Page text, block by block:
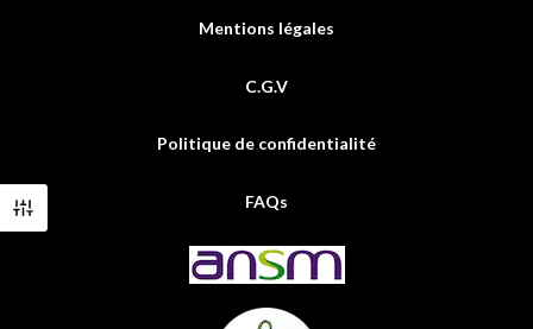
Mentions légales
C.G.V
Politique de confidentialité
FAQs